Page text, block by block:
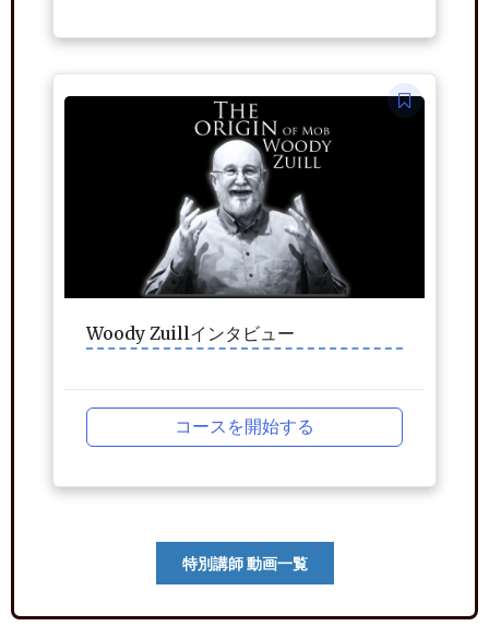
Woody Zuillインタビュー
コースを開始する
特別講師 動画一覧